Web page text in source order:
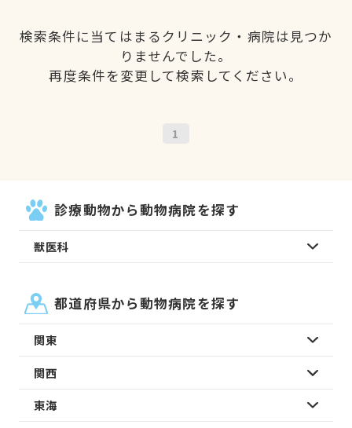
検索条件に当てはまるクリニック・病院は見つか
りませんでした。
再度条件を変更して検索してください。
1
診療動物から動物病院を探す
獣医科
都道府県から動物病院を探す
関東
関西
東海